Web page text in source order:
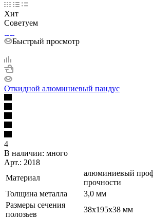
Хит
Советуем
Быстрый просмотр
Откидной алюминиевый пандус
4
В наличии: много
Арт.: 2018
Материал
алюминиевый
прочности
Толщина металла
3,0 мм
Размеры сечения
полозьев
38х195х38 мм